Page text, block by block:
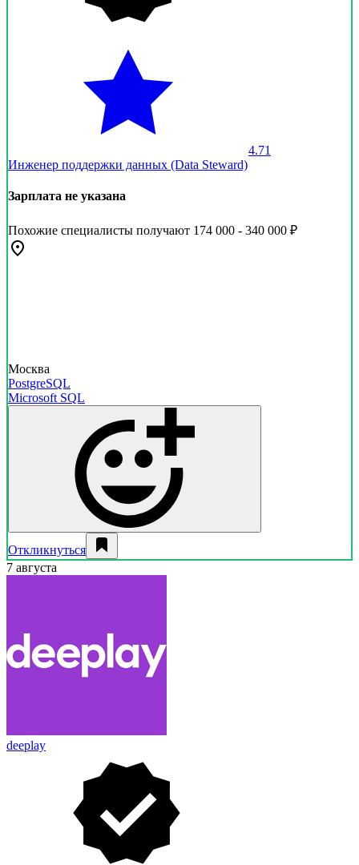
4.71
Инженер поддержки данных (Data Steward)
Зарплата не указана
Похожие специалисты получают 174 000 - 340 000 ₽
Москва
PostgreSQL
Microsoft SQL
Откликнуться
7 августа
deeplay